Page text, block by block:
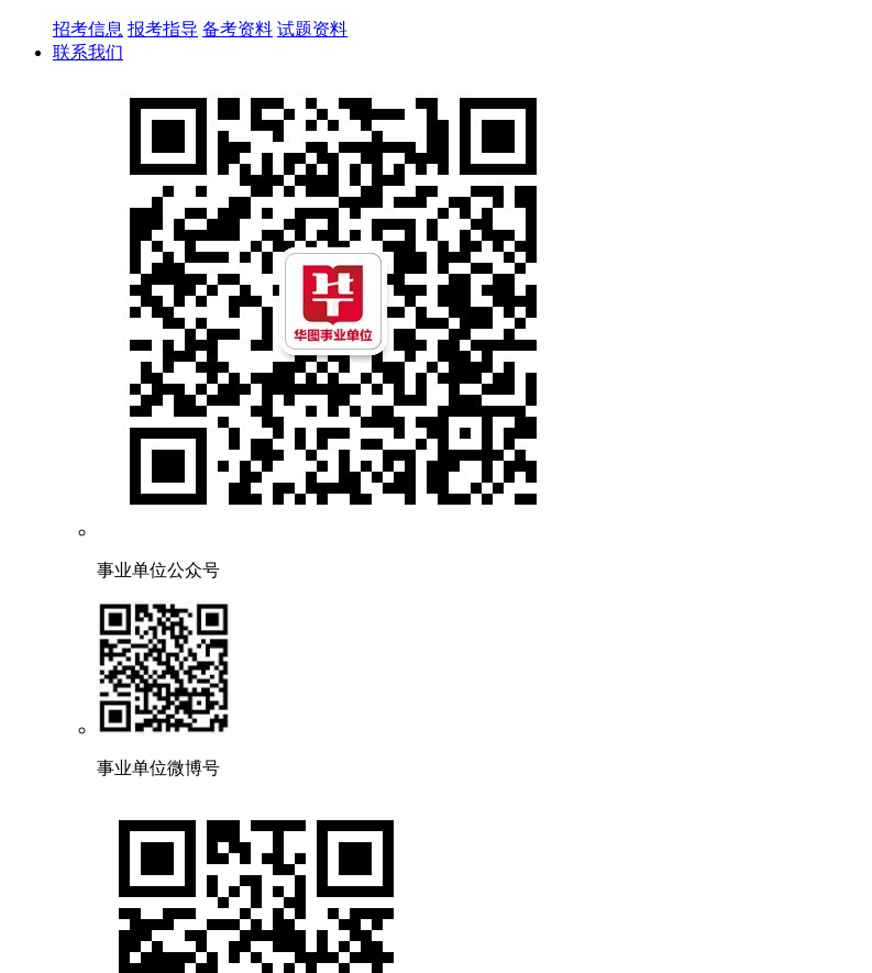
招考信息 报考指导 备考资料 试题资料
联系我们
事业单位公众号
事业单位微博号